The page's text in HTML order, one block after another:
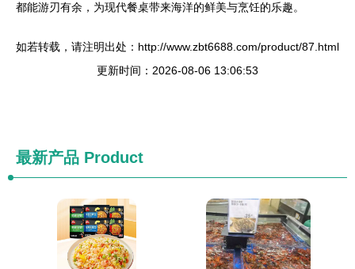
都能游刃有余，为现代餐桌带来海洋的鲜美与烹饪的乐趣。
如若转载，请注明出处：http://www.zbt6688.com/product/87.html
更新时间：2026-08-06 13:06:53
最新产品 Product